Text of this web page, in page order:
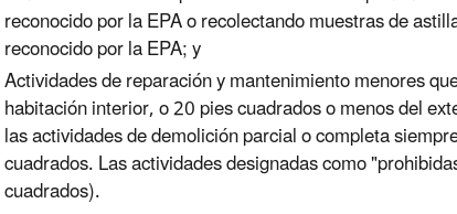
reconocido por la EPA o recolectando muestras de
reconocido por la EPA; y
Actividades de reparación y mantenimiento menores
habitación interior, o 20 pies cuadrados o menos del
las actividades de demolición parcial o completa
cuadrados. Las actividades designadas como
cuadrados).